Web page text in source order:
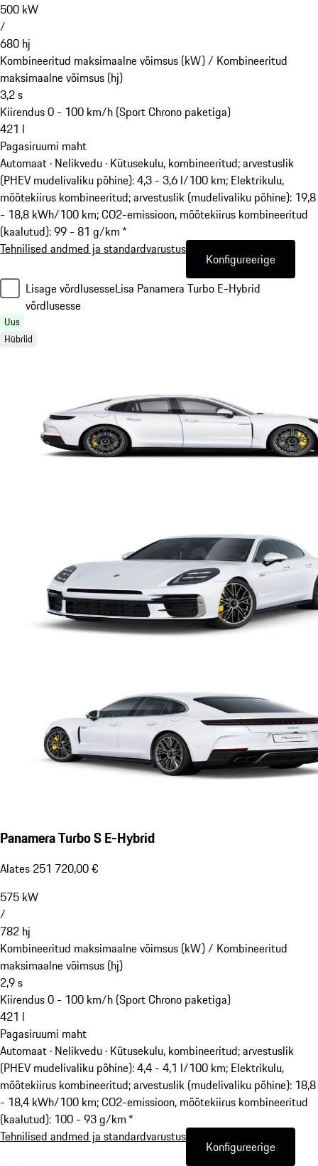
500 kW
/
680 hj
Kombineeritud maksimaalne võimsus (kW) / Kombineeritud
maksimaalne võimsus (hj)
3,2s
Kiirendus 0 - 100 km/h (Sport Chrono paketiga)
421 l
Pagasiruumi maht
Automaat · Nelikvedu · Kütusekulu, kombineeritud; arvestuslik
(PHEV mudelivaliku põhine): 4,3 - 3,6 l/100 km; Elektrikulu,
mõõtekiirus kombineeritud; arvestuslik (mudelivaliku põhine): 19,8
- 18,8 kWh/100 km; CO2-emissioon, mõõtekiirus kombineeritud
(kaalutud): 99 - 81 g/km *
Tehnilised andmed ja standardvarustus
Konfigureerige
Lisage võrdlusesseLisa Panamera Turbo E-Hybrid
võrdlusesse
Uus
Hübriid
Panamera Turbo S E-Hybrid
Alates 251 720,00 €
575 kW
/
782 hj
Kombineeritud maksimaalne võimsus (kW) / Kombineeritud
maksimaalne võimsus (hj)
2,9s
Kiirendus 0 - 100 km/h (Sport Chrono paketiga)
421 l
Pagasiruumi maht
Automaat · Nelikvedu · Kütusekulu, kombineeritud; arvestuslik
(PHEV mudelivaliku põhine): 4,4 - 4,1 l/100 km; Elektrikulu,
mõõtekiirus kombineeritud; arvestuslik (mudelivaliku põhine): 18,8
- 18,4 kWh/100 km; CO2-emissioon, mõõtekiirus kombineeritud
(kaalutud): 100 - 93 g/km *
Tehnilised andmed ja standardvarustus
Konfigureerige